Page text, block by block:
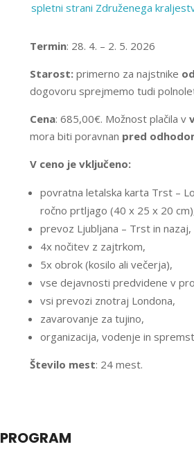
spletni strani Združenega
Termin: 28. 4. – 2. 5. 2026
Starost: primerno za najstnike
dogovoru sprejmemo tudi
Cena: 685,00€. Možnost plačila v
mora biti poravnan pred
V ceno je vključeno:
povratna letalska karta Trst –
ročno prtljago (40 x 25 x 20
prevoz Ljubljana – Trst in nazaj,
4x nočitev z zajtrkom,
5x obrok (kosilo ali večerja),
vse dejavnosti predvidene v
vsi prevozi znotraj Londona,
zavarovanje za tujino,
organizacija, vodenje in
Število mest: 24 mest.
PROGRAM